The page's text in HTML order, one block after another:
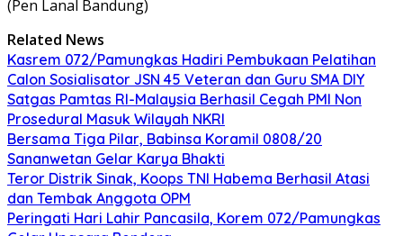
(Pen Lanal Bandung)
Related News
Kasrem 072/Pamungkas Hadiri Pembukaan Pelatihan
Calon Sosialisator JSN 45 Veteran dan Guru SMA DIY
Satgas Pamtas RI-Malaysia Berhasil Cegah PMI Non
Prosedural Masuk Wilayah NKRI
Bersama Tiga Pilar, Babinsa Koramil 0808/20
Sananwetan Gelar Karya Bhakti
Teror Distrik Sinak, Koops TNI Habema Berhasil Atasi
dan Tembak Anggota OPM
Peringati Hari Lahir Pancasila, Korem 072/Pamungkas